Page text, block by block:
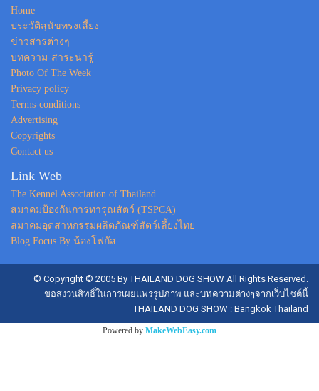
Home
ประวัติสุนัขทรงเลี้ยง
ข่าวสารต่างๆ
บทความ-สาระน่ารู้
Photo Of The Week
Privacy policy
Terms-conditions
Advertising
Copyrights
Contact us
Link Web
The Kennel Association of Thailand
สมาคมป้องกันการทารุณสัตว์ (TSPCA)
สมาคมอุตสาหกรรมผลิตภัณฑ์สัตว์เลี้ยงไทย
Blog Focus By น้องโฟกัส
© Copyright © 2005 By THAILAND DOG SHOW All Rights Reserved.
ขอสงวนสิทธิ์ในการเผยแพร่รูปภาพ และบทความต่างๆจากเว็บไซต์นี้
THAILAND DOG SHOW : Bangkok Thailand
Powered by MakeWebEasy.com